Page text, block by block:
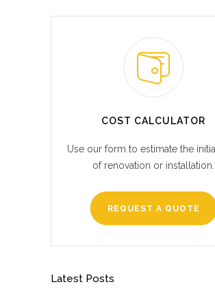
COST CALCULATOR
Use our form to estimate the
of renovation or installation.
REQUEST A QUOTE
Latest Posts